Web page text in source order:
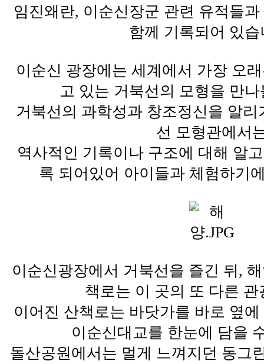
임진왜란, 이순신장군 관련 유적들
함께 기록되어 있
이순신 광장에는 세계에서 가장 오
고 있는 거북선의 모형을 만
거북선의 과학성과 창조정신을 알
선 모형관에서
역사적인 기록이나 구조에 대해 알
록 되어있어 아이들과 체험하기
이순신광장에서 거북선을 즐긴 뒤,
책로는 이 곳의 또 다른 관
이어진 산책로는 바닷가를 바로 옆
이순신대교를 한눈에 담을
돌산공원에서는 멀게 느껴지던 동그